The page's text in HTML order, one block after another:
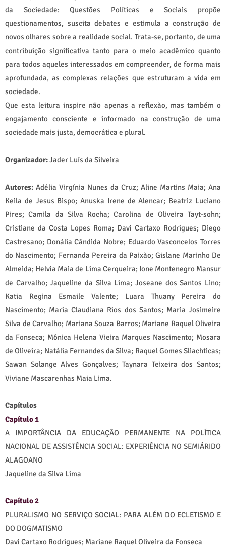
da Sociedade: Questões Políticas e Sociais propõe
questionamentos, suscita debates e estimula a construção de
novos olhares sobre a realidade social. Trata-se, portanto, de uma
contribuição significativa tanto para o meio acadêmico quanto
para todos aqueles interessados em compreender, de forma mais
aprofundada, as complexas relações que estruturam a vida em
sociedade.
Que esta leitura inspire não apenas a reflexão, mas também o
engajamento consciente e informado na construção de uma
sociedade mais justa, democrática e plural.
Organizador:Jader Luís da Silveira
Autores: Adélia Virgínia Nunes da Cruz; Aline Martins Maia; Ana
Keila de Jesus Bispo; Anuska Irene de Alencar; Beatriz Luciano
Pires; Camila da Silva Rocha; Carolina de Oliveira Tayt-sohn;
Cristiane da Costa Lopes Roma; Davi Cartaxo Rodrigues; Diego
Castresano; Donália Cândida Nobre; Eduardo Vasconcelos Torres
do Nascimento; Fernanda Pereira da Paixão; Gislane Marinho De
Almeida; Helvia Maia de Lima Cerqueira; Ione Montenegro Mansur
de Carvalho; Jaqueline da Silva Lima; Joseane dos Santos Lino;
Katia Regina Esmaile Valente; Luara Thuany Pereira do
Nascimento; Maria Claudiana Rios dos Santos; Maria Josimeire
Silva de Carvalho; Mariana Souza Barros; Mariane Raquel Oliveira
da Fonseca; Mônica Helena Vieira Marques Nascimento; Mosara
de Oliveira; Natália Fernandes da Silva; Raquel Gomes Sliachticas;
Sawan Solange Alves Gonçalves; Taynara Teixeira dos Santos;
Viviane Mascarenhas Maia Lima.
Capítulos
Capítulo 1
A IMPORTÂNCIA DA EDUCAÇÃO PERMANENTE NA POLÍTICA
NACIONAL DE ASSISTÊNCIA SOCIAL: EXPERIÊNCIA NO SEMIÁRIDO
ALAGOANO
Jaqueline da Silva Lima
Capítulo 2
PLURALISMO NO SERVIÇO SOCIAL: PARA ALÉM DO ECLETISMO E
DO DOGMATISMO
Davi Cartaxo Rodrigues; Mariane Raquel Oliveira da Fonseca